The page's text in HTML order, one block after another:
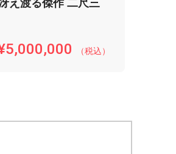
え渡る傑作 二尺三
（税込）